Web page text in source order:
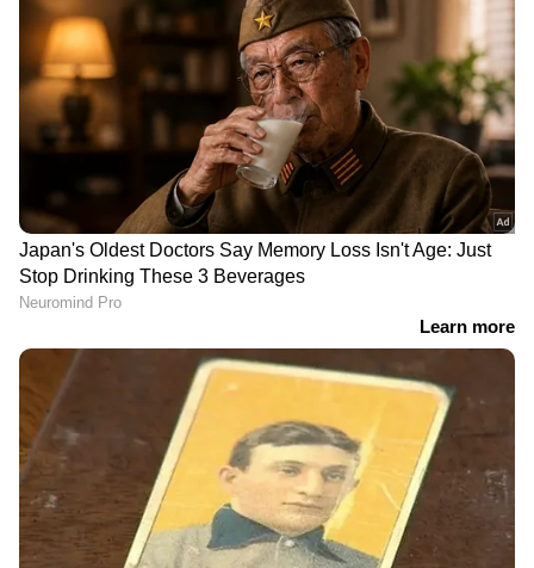
DOWNLOAD APP
ഇന്ത്യയിലെയും ലോകമെമ്പാടുമുള്ള എല്ലാ
India News
അറിയാൻ എപ്പോഴും ഏഷ്യാനെറ്റ്
ന്യൂസ് വാർത്തകൾ.
Malayalam News
തത്സമയ അപ്‌ഡേറ്റുകളും ആഴത്തിലുള്ള
വിശകലനവും സമഗ്രമായ റിപ്പോർട്ടിംഗും —
എല്ലാം ഒരൊറ്റ സ്ഥലത്ത്. ഏത് സമയത്തും,
എവിടെയും വിശ്വസനീയമായ വാർത്തകൾ
ലഭിക്കാൻAsianet News Malayalam